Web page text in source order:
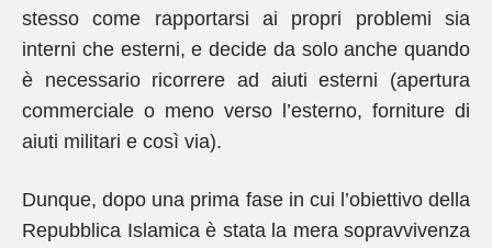
stesso come rapportarsi ai propri problemi sia
interni che esterni, e decide da solo anche quando
è necessario ricorrere ad aiuti esterni (apertura
commerciale o meno verso l’esterno, forniture di
aiuti militari e così via).
Dunque, dopo una prima fase in cui l’obiettivo della
Repubblica Islamica è stata la mera sopravvivenza